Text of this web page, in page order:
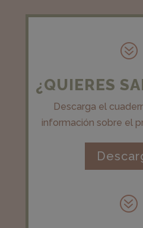
?
¿QUIERES
Descarga el
información sobre el
?